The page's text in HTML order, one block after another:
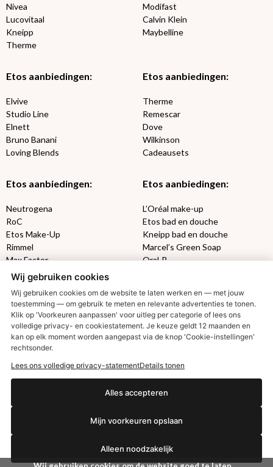
Nivea
Lucovitaal
Kneipp
Therme
Modifast
Calvin Klein
Maybelline
Etos aanbiedingen:
Elvive
Studio Line
Elnett
Bruno Banani
Loving Blends
Etos aanbiedingen:
Therme
Remescar
Dove
Wilkinson
Cadeausets
Etos aanbiedingen:
Neutrogena
RoC
Etos Make-Up
Rimmel
Max Factor
Etos aanbiedingen:
L’Oréal make-up
Etos bad en douche
Kneipp bad en douche
Marcel’s Green Soap
Oral-B
Etos aanbiedingen:
Aussie
Gillette
Gezichtsverzorging
Syoss
DETOXEN
Always
Libresse
Gliss Kur
Etos billendoekjes
VISION SUN
Zwitsal SUN
Wij gebruiken cookies
Wij gebruiken cookies om de website te laten werken en — met jouw
toestemming — om gebruik te meten en relevante advertenties te tonen.
Klik op 'Voorkeuren aanpassen' voor uitleg per categorie of lees ons
volledige privacy- en cookiestatement. Je keuze geldt 12 maanden en
kan op elk moment worden aangepast via de knop 'Cookie-instellingen'
rechtsonder.
Lees ons volledige privacy-statementDetails tonen
Alles accepteren
Mijn voorkeuren opslaan
Alleen noodzakelijk
€2,50 korting?
Ja, ik wil korting